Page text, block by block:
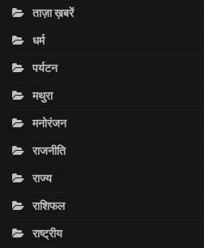
ताज़ा ख़बरें
धर्म
पर्यटन
मथुरा
मनोरंजन
राजनीति
राज्य
राशिफल
राष्ट्रीय